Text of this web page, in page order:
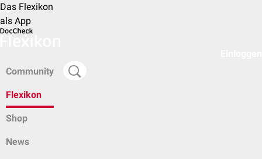
Das Flexikon
als App
Community
Flexikon
Shop
News